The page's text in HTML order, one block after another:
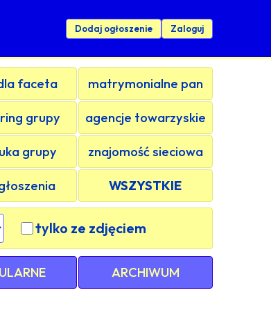
Dodaj ogłoszenie Zaloguj
faceta matrymonialne pan
grupy agencje towarzyskie
grupy znajomość sieciowa
WSZYSTKIE
tylko ze zdjęciem
ARCHIWUM